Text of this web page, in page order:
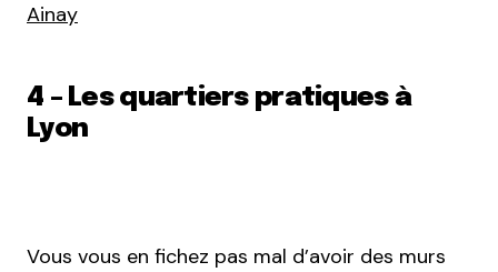
Ainay
4 – Les quartiers pratiques à
Lyon
Vous vous en fichez pas mal d’avoir des murs